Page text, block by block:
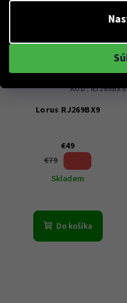
Lorus RJ269BX9
€49
€79
Skladem
Do košíka
KÓD:RJ269BX9